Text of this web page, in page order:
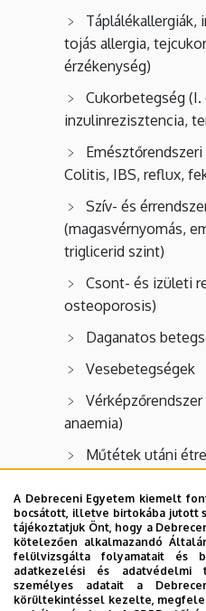
Táplálékallergiák,
tojás allergia,
érzékenység)
Cukorbetegség
inzulinrezisztencia,
Colitis, IBS, reflux,
Szív- és
(magasvérnyomás,
triglicerid szint)
Csont- és izületi
osteoporosis)
Daganatos
Vesebetegségek
anaemia)
Műtétek utáni
kezelése
Mindezen ismeretek
egyének és ez által a
A Debreceni Egyetem kiemelt
bocsátott, illetve birtokába jutott
tájékoztatjuk Önt, hogy a
kötelezően alkalmazandó
felülvizsgálta folyamatait és
adatkezelési és adatvédelmi
személyes adatait a
körültekintéssel kezelte,